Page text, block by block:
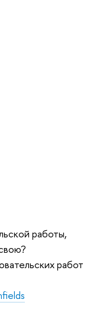
работы,
работ